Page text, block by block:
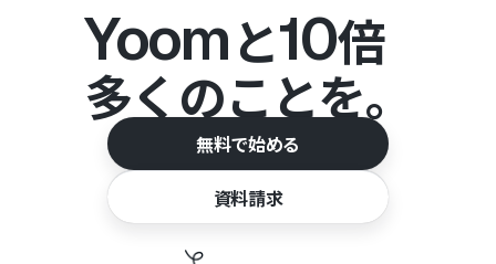
Yoomと10倍
多くのことを。
無料で始める
資料請求